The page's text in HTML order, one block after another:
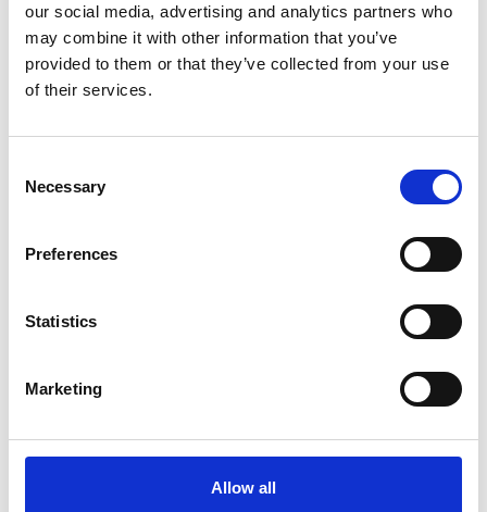
our social media, advertising and analytics partners who
may combine it with other information that you’ve
provided to them or that they’ve collected from your use
of their services.
Selection
Necessary
Preferences
Statistics
Marketing
Allow all
Visir med huvudställning